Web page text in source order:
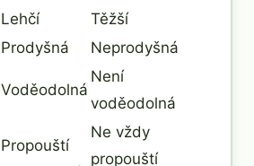
Lehčí
Těžší
Prodyšná Neprodyšná
Voděodolná
Není
voděodolná
Propouští
Ne vždy
propouští